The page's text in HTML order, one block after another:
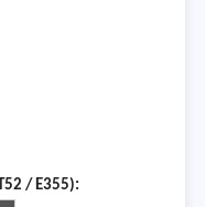
/ E355):